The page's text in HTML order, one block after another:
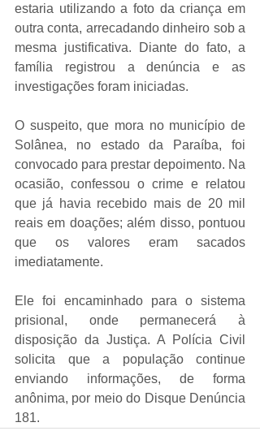
estaria utilizando a foto da criança em
outra conta, arrecadando dinheiro sob a
mesma justificativa. Diante do fato, a
família registrou a denúncia e as
investigações foram iniciadas.
O suspeito, que mora no município de
Solânea, no estado da Paraíba, foi
convocado para prestar depoimento. Na
ocasião, confessou o crime e relatou
que já havia recebido mais de 20 mil
reais em doações; além disso, pontuou
que os valores eram sacados
imediatamente.
Ele foi encaminhado para o sistema
prisional, onde permanecerá à
disposição da Justiça. A Polícia Civil
solicita que a população continue
enviando informações, de forma
anônima, por meio do Disque Denúncia
181.